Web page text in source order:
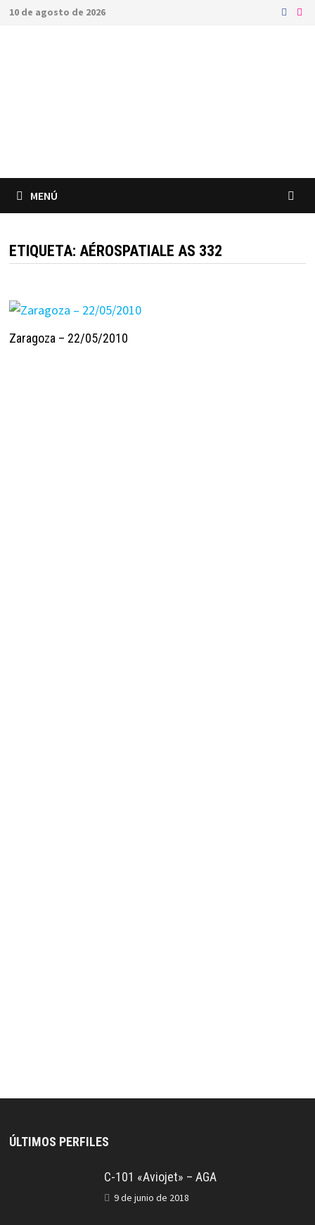
Saltar
10 de agosto de 2026
MENÚ
ETIQUETA: AÉROSPATIALE AS 332
Zaragoza – 22/05/2010
ÚLTIMOS PERFILES
C-101 «Aviojet» – AGA
9 de junio de 2018